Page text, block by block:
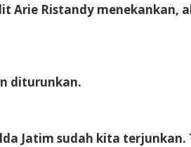
Arie Ristandy
diturunkan.
Jatim sudah kita